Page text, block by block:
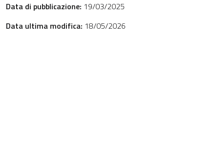
Data di pubblicazione: 19/03/2025
Data ultima modifica: 18/05/2026